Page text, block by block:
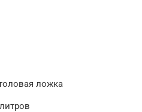
ложка